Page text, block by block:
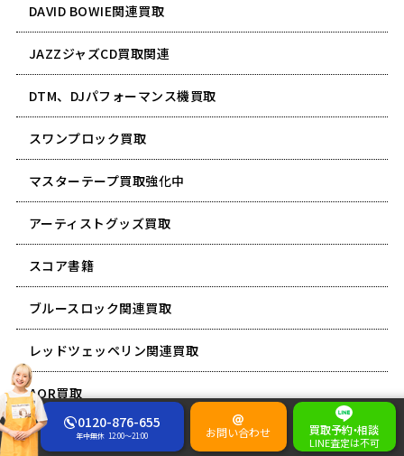
DAVID BOWIE関連買取
JAZZジャズCD買取関連
DTM、DJパフォーマンス機買取
スワンプロック買取
マスターテープ買取強化中
アーティストグッズ買取
スコア書籍
ブルースロック関連買取
レッドツェッペリン関連買取
AOR買取
ECMレーベル・レコード買取
0120-876-655
12:00～21:00
年中無休 お問い合わせ 買取予約・相談
LINE査定は不可